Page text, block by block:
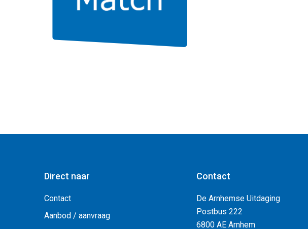
Direct naar
Contact
Aanbod / aanvraag
Contact
De Arnhemse Uitdaging
Postbus 222
6800 AE Arnhem